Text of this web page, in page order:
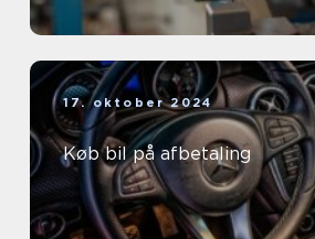
17. oktober 2024
Køb bil på afbetaling